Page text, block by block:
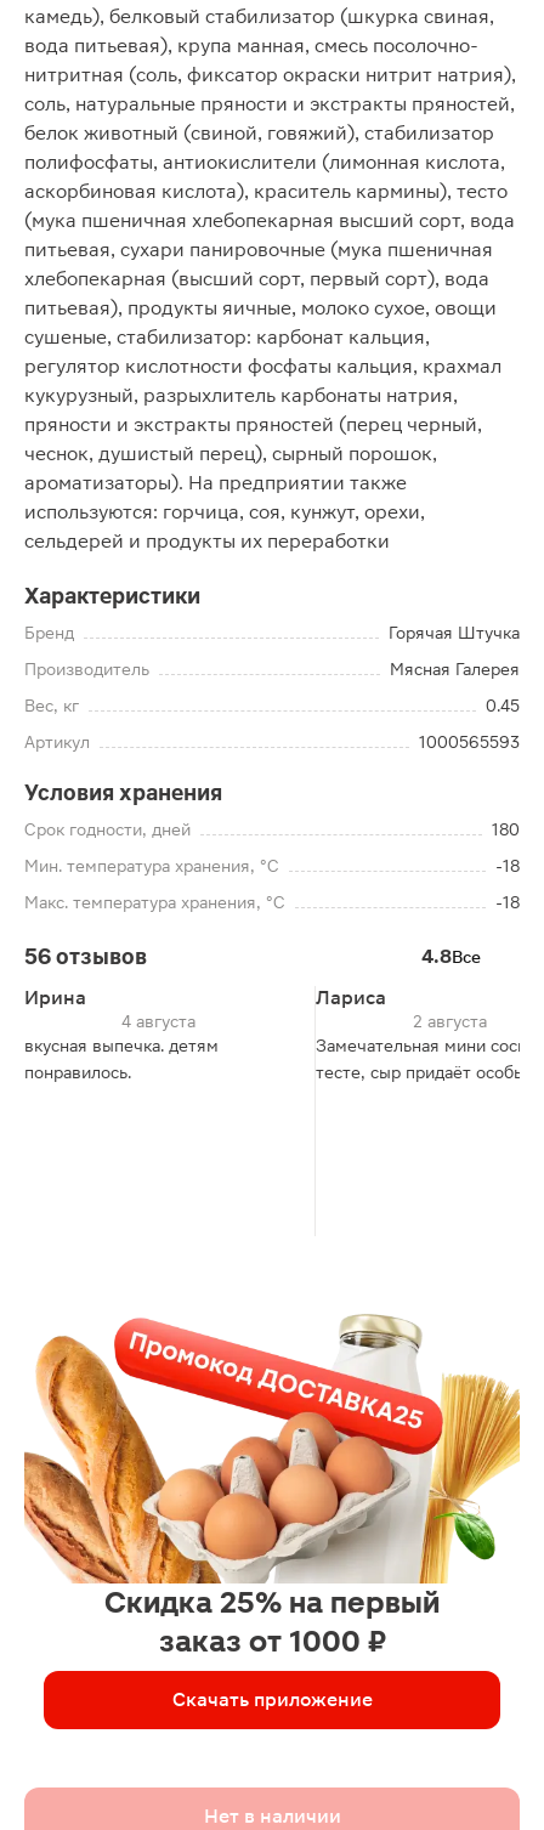
камедь), белковый стабилизатор (шкурка свиная,
вода питьевая), крупа манная, смесь посолочно-
нитритная (соль, фиксатор окраски нитрит натрия),
соль, натуральные пряности и экстракты пряностей,
белок животный (свиной, говяжий), стабилизатор
полифосфаты, антиокислители (лимонная кислота,
аскорбиновая кислота), краситель кармины), тесто
(мука пшеничная хлебопекарная высший сорт, вода
питьевая, сухари панировочные (мука пшеничная
хлебопекарная (высший сорт, первый сорт), вода
питьевая), продукты яичные, молоко сухое, овощи
сушеные, стабилизатор: карбонат кальция,
регулятор кислотности фосфаты кальция, крахмал
кукурузный, разрыхлитель карбонаты натрия,
пряности и экстракты пряностей (перец черный,
чеснок, душистый перец), сырный порошок,
ароматизаторы). На предприятии также
используются: горчица, соя, кунжут, орехи,
сельдерей и продукты их переработки
Характеристики
Бренд
Горячая Штучка
Производитель
Мясная Галерея
Вес, кг
0.45
Артикул
1000565593
Условия хранения
Срок годности, дней
180
Мин. температура хранения, °C
-18
Макс. температура хранения, °C
-18
56 отзывов 4.8Все
Ирина
4 августа
вкусная выпечка. детям
понравилось.
Лариса
2 августа
Замечательная мини
тесте, сыр придаёт особый
Скидка 25% на первый
заказ от 1000 ₽
Скачать приложение
Нет в наличии